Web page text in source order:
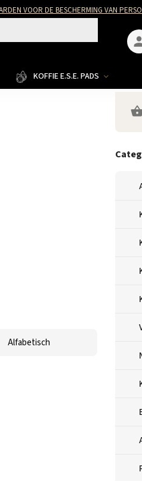
VOOR DE BESCHERMING VAN
KOFFIE E.S.E. PADS
Alfabetisch